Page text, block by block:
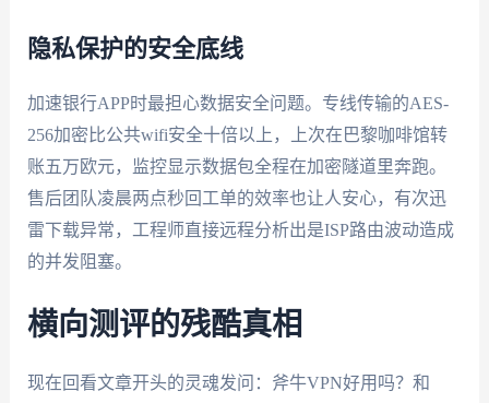
隐私保护的安全底线
加速银行APP时最担心数据安全问题。专线传输的AES-
256加密比公共wifi安全十倍以上，上次在巴黎咖啡馆转
账五万欧元，监控显示数据包全程在加密隧道里奔跑。
售后团队凌晨两点秒回工单的效率也让人安心，有次迅
雷下载异常，工程师直接远程分析出是ISP路由波动造成
的并发阻塞。
横向测评的残酷真相
现在回看文章开头的灵魂发问：斧牛VPN好用吗？和